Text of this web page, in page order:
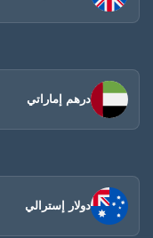
درهم إماراتي
دولار إسترالي